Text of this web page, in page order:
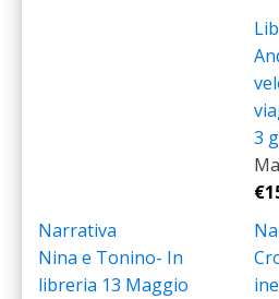
3
€
Narrativa
Nina e Tonino- In
libreria 13 Maggio